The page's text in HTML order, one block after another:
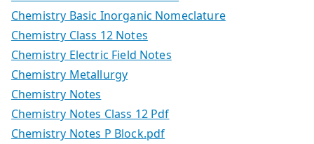
Chemistry Basic Inorganic Nomeclature
Chemistry Class 12 Notes
Chemistry Electric Field Notes
Chemistry Metallurgy
Chemistry Notes
Chemistry Notes Class 12 Pdf
Chemistry Notes P Block.pdf